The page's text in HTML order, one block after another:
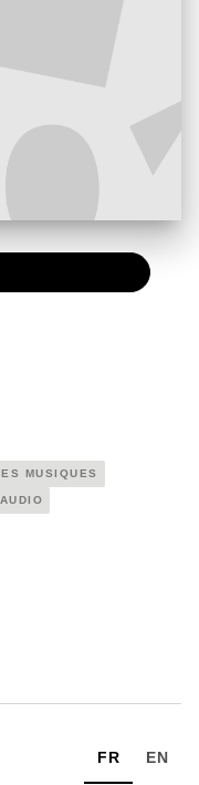
MUSIQUES
FR EN